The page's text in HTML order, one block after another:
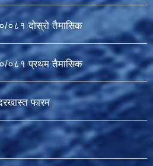
०८१ दोस्रो तैमासिक
०८१ प्रथम तैमासिक
फारम